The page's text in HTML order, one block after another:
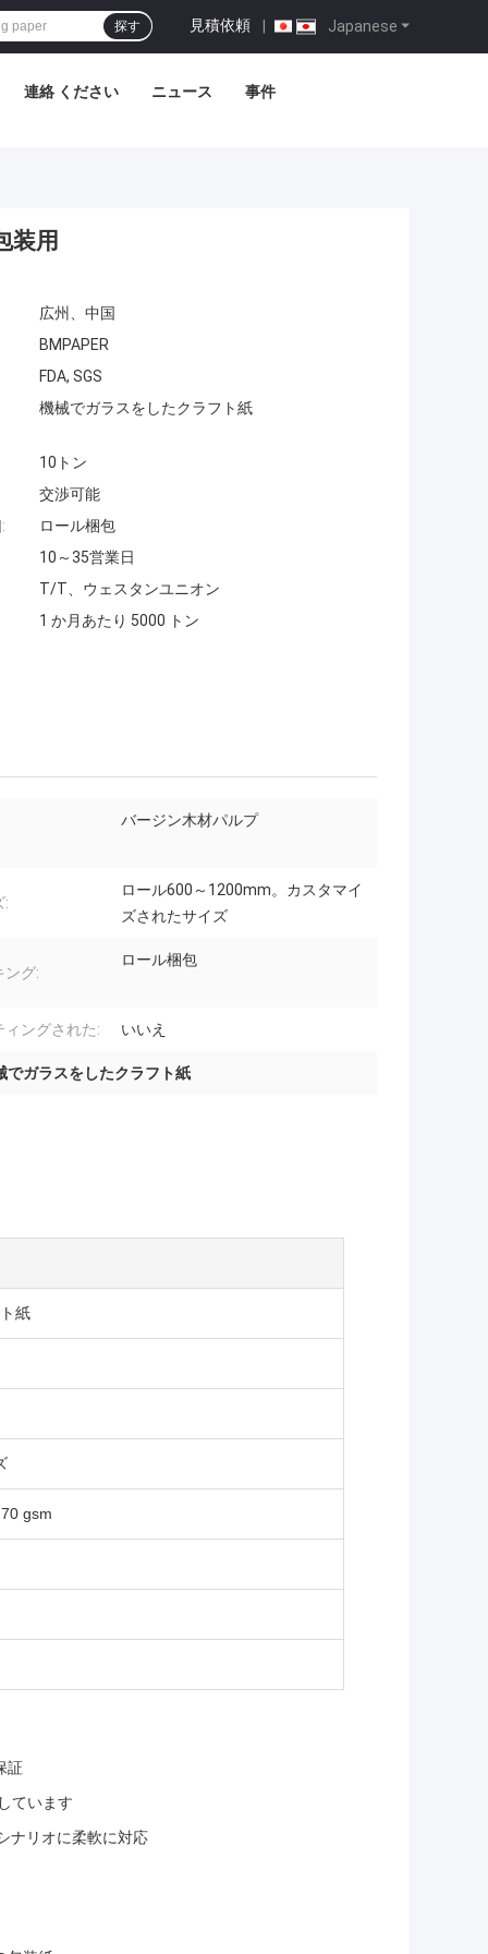
Japanese
見積依頼 |
探す
連絡 ください ニュース 事件
装用
広州、中国
BMPAPER
FDA, SGS
機械でガラスをしたクラフト紙
10トン
交渉可能
ロール梱包
10～35営業日
T/T、ウェスタンユニオン
1 か月あたり 5000 トン
バージン木材パルプ
:
ロール600～1200mm。カスタマイ
ズされたサイズ
ング:
ロール梱包
ィングされた: いいえ
でガラスをしたクラフト紙
紙
gsm
証
ています
ナリオに柔軟に対応